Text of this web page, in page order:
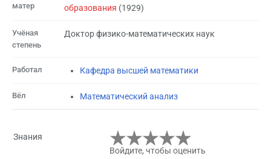
матер
образования (1929)
Учёная
степень
Доктор физико-математических наук
Работал Кафедра высшей математики
Вёл Математический анализ
Знания
Войдите, чтобы оценить